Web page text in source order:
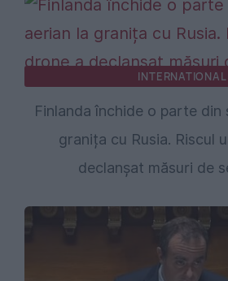
INTERNATIONAL
Finlanda închide o parte din
granița cu Rusia. Riscul
declanșat măsuri de